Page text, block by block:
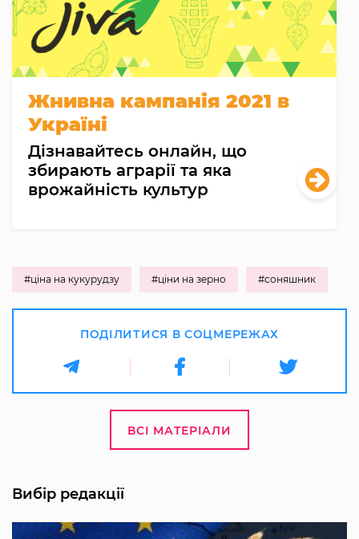
Жнивна кампанія 2021 в
Україні
Дізнавайтесь онлайн, що
збирають аграрії та яка
врожайність культур
#ціна на кукурудзу #ціни на зерно #соняшник
ПОДІЛИТИСЯ В СОЦМЕРЕЖАХ
ВСІ МАТЕРІАЛИ
Вибір редакції